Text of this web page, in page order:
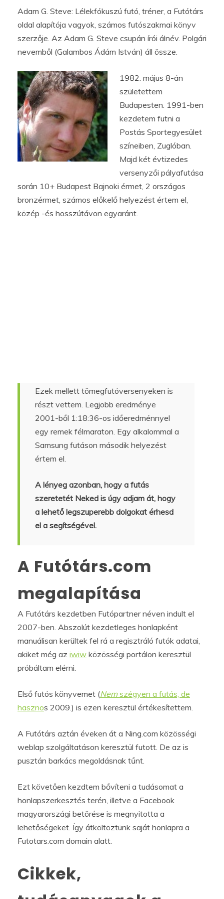
Adam G. Steve: Lélekfókuszú futó, tréner, a Futótárs
oldal alapítója vagyok, számos futószakmai könyv
szerzője. Az Adam G. Steve csupán írói álnév. Polgári
nevemből (Galambos Ádám István) áll össze.
1982. május 8-án
születettem
Budapesten. 1991-ben
kezdetem futni a
Postás Sportegyesület
színeiben, Zuglóban.
Majd két évtizedes
versenyzői pályafutása
során 10+ Budapest Bajnoki érmet, 2 országos
bronzérmet, számos előkelő helyezést értem el,
közép -és hosszútávon egyaránt.
Ezek mellett tömegfutóversenyeken is
részt vettem. Legjobb eredménye
2001-ből 1:18:36-os időeredménnyel
egy remek félmaraton. Egy alkalommal a
Samsung futáson második helyezést
értem el.
A lényeg azonban, hogy a futás
szeretetét Neked is úgy adjam át, hogy
a lehető legszuperebb dolgokat érhesd
el a segítségével.
A Futótárs.com
megalapítása
A Futótárs kezdetben Futópartner néven indult el
2007-ben. Abszolút kezdetleges honlapként
manuálisan kerültek fel rá a regisztráló futók adatai,
akiket még az iwiw közösségi portálon keresztül
próbáltam elérni.
Első futós könyvemet (Nemszégyen a futás, de
hasznos 2009.) is ezen keresztül értékesítettem.
A Futótárs aztán éveken át a Ning.com közösségi
weblap szolgáltatáson keresztül futott. De az is
pusztán barkács megoldásnak tűnt.
Ezt követően kezdtem bővíteni a tudásomat a
honlapszerkesztés terén, illetve a Facebook
magyarországi betörése is megnyitotta a
lehetőségeket. Így átköltöztünk saját honlapra a
Futotars.com domain alatt.
Cikkek,